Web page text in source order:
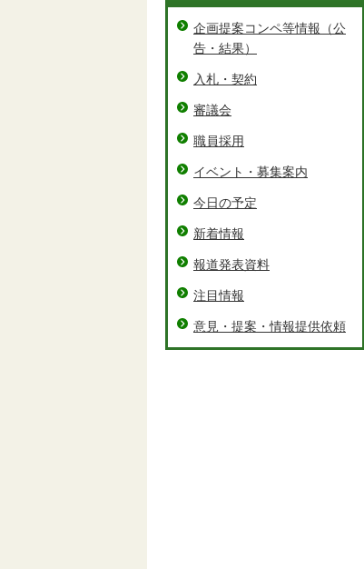
企画提案コンペ等情報（公
告・結果）
入札・契約
審議会
職員採用
イベント・募集案内
今日の予定
新着情報
報道発表資料
注目情報
意見・提案・情報提供依頼